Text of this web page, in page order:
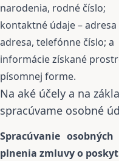
narodenia, rodné číslo;
kontaktné údaje –
adresa, telefónne číslo; a
informácie získané
písomnej forme.
Na aké účely a na
spracúvame osobné
Spracúvanie
plnenia zmluvy o